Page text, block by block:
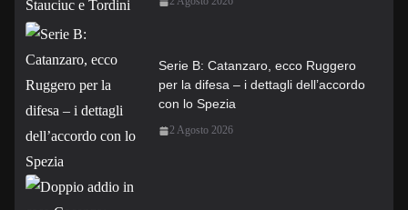
Serie B: Catanzaro, ecco Ruggero
per la difesa – i dettagli dell’accordo
con lo Spezia
2 Agosto 2026